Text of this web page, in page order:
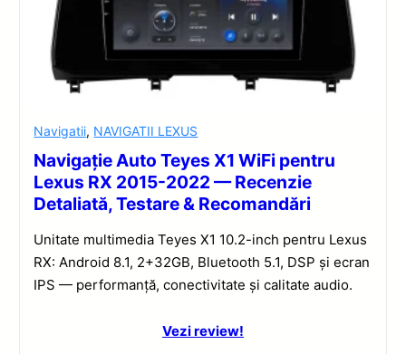
Navigatii, NAVIGATII LEXUS
Navigație Auto Teyes X1 WiFi pentru
Lexus RX 2015-2022 — Recenzie
Detaliată, Testare & Recomandări
Unitate multimedia Teyes X1 10.2-inch pentru Lexus
RX: Android 8.1, 2+32GB, Bluetooth 5.1, DSP și ecran
IPS — performanță, conectivitate și calitate audio.
Vezi review!